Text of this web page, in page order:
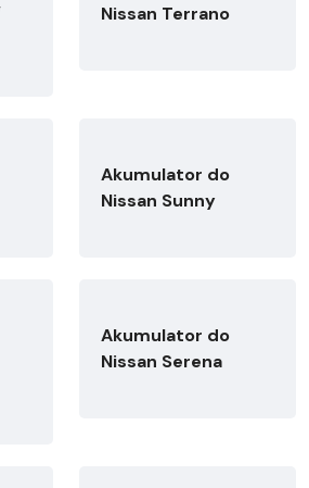
Nissan Terrano
Akumulator do
Nissan Sunny
Akumulator do
Nissan Serena